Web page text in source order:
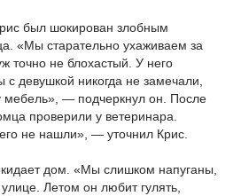
был шокирован злобным
«Мы старательно ухаживаем за
точно не блохастый. У него
девушкой никогда не замечали,
— подчеркнул он. После
проверили у ветеринара.
не нашли», — уточнил Крис.
дом. «Мы слишком напуганы,
Летом он любит гулять,